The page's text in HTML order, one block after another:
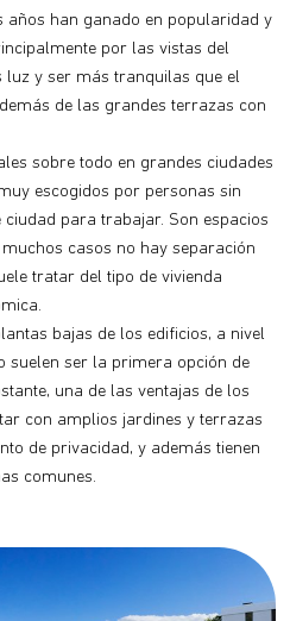
años han ganado en popularidad y
por las vistas del
luz y ser más tranquilas que el
de las grandes terrazas con
sobre todo en grandes ciudades
escogidos por personas sin
para trabajar. Son espacios
casos no hay separación
tratar del tipo de vivienda
bajas de los edificios, a nivel
suelen ser la primera opción de
una de las ventajas de los
con amplios jardines y terrazas
de privacidad, y además tienen
comunes.